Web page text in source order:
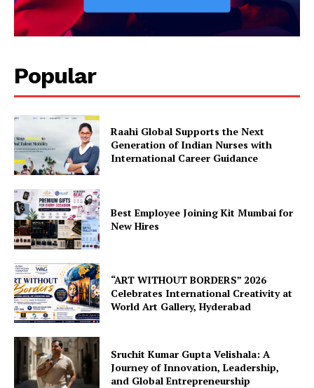
Popular
Raahi Global Supports the Next
Generation of Indian Nurses with
International Career Guidance
Best Employee Joining Kit Mumbai for
New Hires
“ART WITHOUT BORDERS” 2026
Celebrates International Creativity at
World Art Gallery, Hyderabad
Sruchit Kumar Gupta Velishala: A
Journey of Innovation, Leadership,
and Global Entrepreneurship